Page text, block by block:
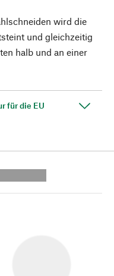
wird die
und gleichzeitig
halb und an einer
für die EU